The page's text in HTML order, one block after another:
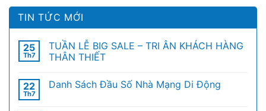
TIN TỨC MỚI
25
Th7
TUẦN LỄ BIG SALE – TRI ÂN KHÁCH HÀNG
THÂN THIẾT
22
Th7
Danh Sách Đầu Số Nhà Mạng Di Động